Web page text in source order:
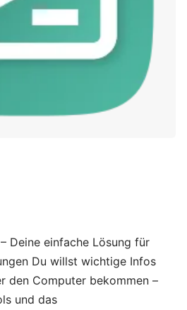
Deine einfache Lösung für
Du willst wichtige Infos
den Computer bekommen –
und das